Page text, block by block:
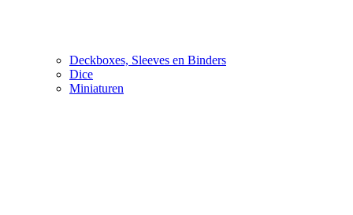
Deckboxes, Sleeves en Binders
Dice
Miniaturen